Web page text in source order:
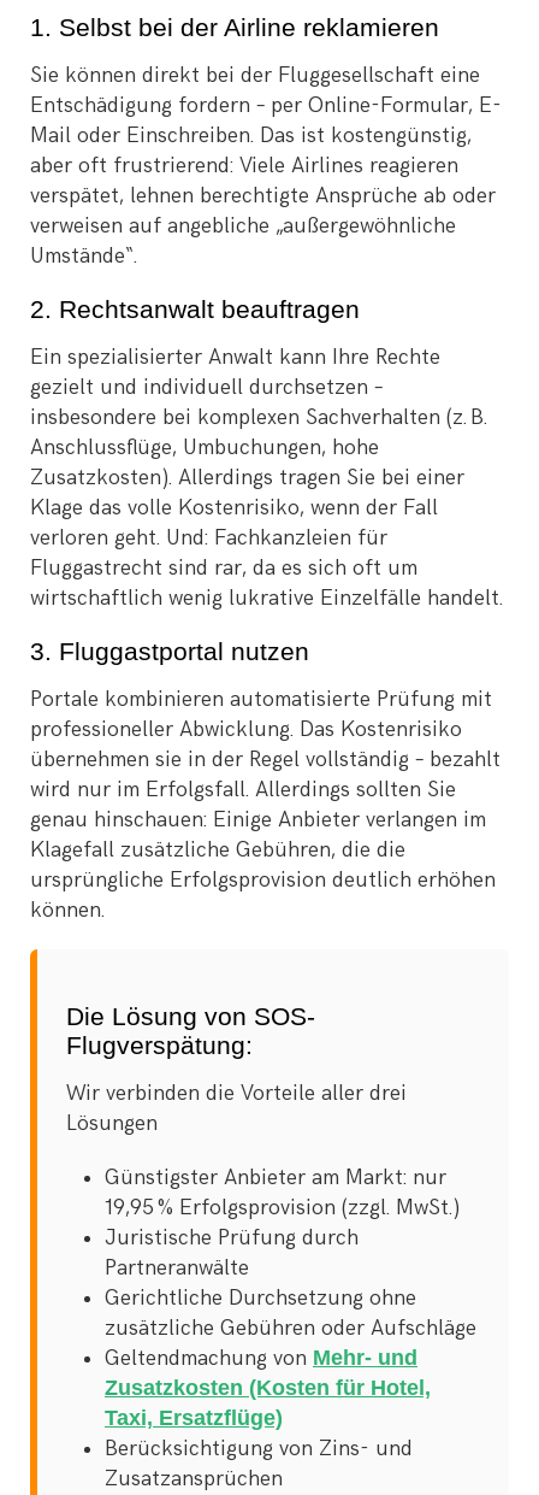
1. Selbst bei der Airline reklamieren
Sie können direkt bei der Fluggesellschaft eine
Entschädigung fordern – per Online-Formular, E-
Mail oder Einschreiben. Das ist kostengünstig,
aber oft frustrierend: Viele Airlines reagieren
verspätet, lehnen berechtigte Ansprüche ab oder
verweisen auf angebliche „außergewöhnliche
Umstände“.
2. Rechtsanwalt beauftragen
Ein spezialisierter Anwalt kann Ihre Rechte
gezielt und individuell durchsetzen –
insbesondere bei komplexen Sachverhalten (z. B.
Anschlussflüge, Umbuchungen, hohe
Zusatzkosten). Allerdings tragen Sie bei einer
Klage das volle Kostenrisiko, wenn der Fall
verloren geht. Und: Fachkanzleien für
Fluggastrecht sind rar, da es sich oft um
wirtschaftlich wenig lukrative Einzelfälle handelt.
3. Fluggastportal nutzen
Portale kombinieren automatisierte Prüfung mit
professioneller Abwicklung. Das Kostenrisiko
übernehmen sie in der Regel vollständig – bezahlt
wird nur im Erfolgsfall. Allerdings sollten Sie
genau hinschauen: Einige Anbieter verlangen im
Klagefall zusätzliche Gebühren, die die
ursprüngliche Erfolgsprovision deutlich erhöhen
können.
Die Lösung von SOS-
Flugverspätung:
Wir verbinden die Vorteile aller drei
Lösungen
Günstigster Anbieter am Markt: nur
19,95 % Erfolgsprovision (zzgl. MwSt.)
Juristische Prüfung durch
Partneranwälte
Gerichtliche Durchsetzung ohne
zusätzliche Gebühren oder Aufschläge
Geltendmachung von Mehr- und
Zusatzkosten (Kosten für Hotel,
Taxi, Ersatzflüge)
Berücksichtigung von Zins- und
Zusatzansprüchen